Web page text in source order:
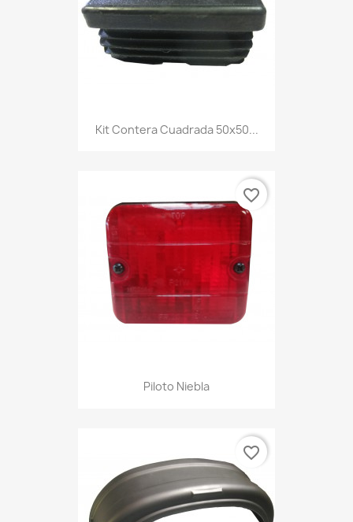
Kit Contera Cuadrada 50x50...
Piloto Niebla
favorite_border
favorite_border